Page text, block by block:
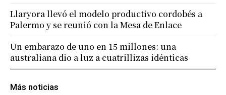
Más noticias
Llaryora llevó el modelo productivo cordobés a
Palermo y se reunió con la Mesa de Enlace
Un embarazo de uno en 15 millones: una
australiana dio a luz a cuatrillizas idénticas